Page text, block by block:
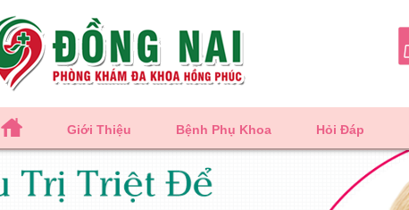
Giới Thiệu Bệnh Phụ Khoa Hỏi Đáp